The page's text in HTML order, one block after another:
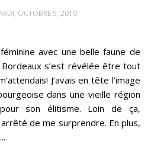
OCTOBRE 5, 2010
avec une belle faune de
s’est révélée être tout
J’avais en tête l’image
dans une vieille région
son élitisme. Loin de ça,
arrêté de me surprendre. En plus,